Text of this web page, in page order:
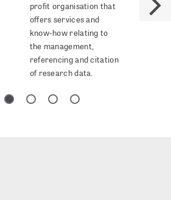
profit organisation that
offers services and
know-how relating to
the management,
referencing and citation
of research data.